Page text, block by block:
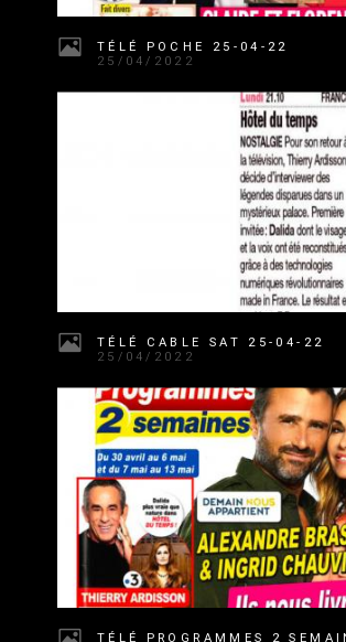
TÉLÉ POCHE 25-04-22
25/04/2022
TÉLÉ CABLE SAT 25-04-22
25/04/2022